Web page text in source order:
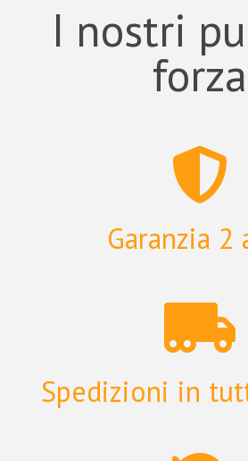
I nostri
forza
Garanzia 2
Spedizioni in